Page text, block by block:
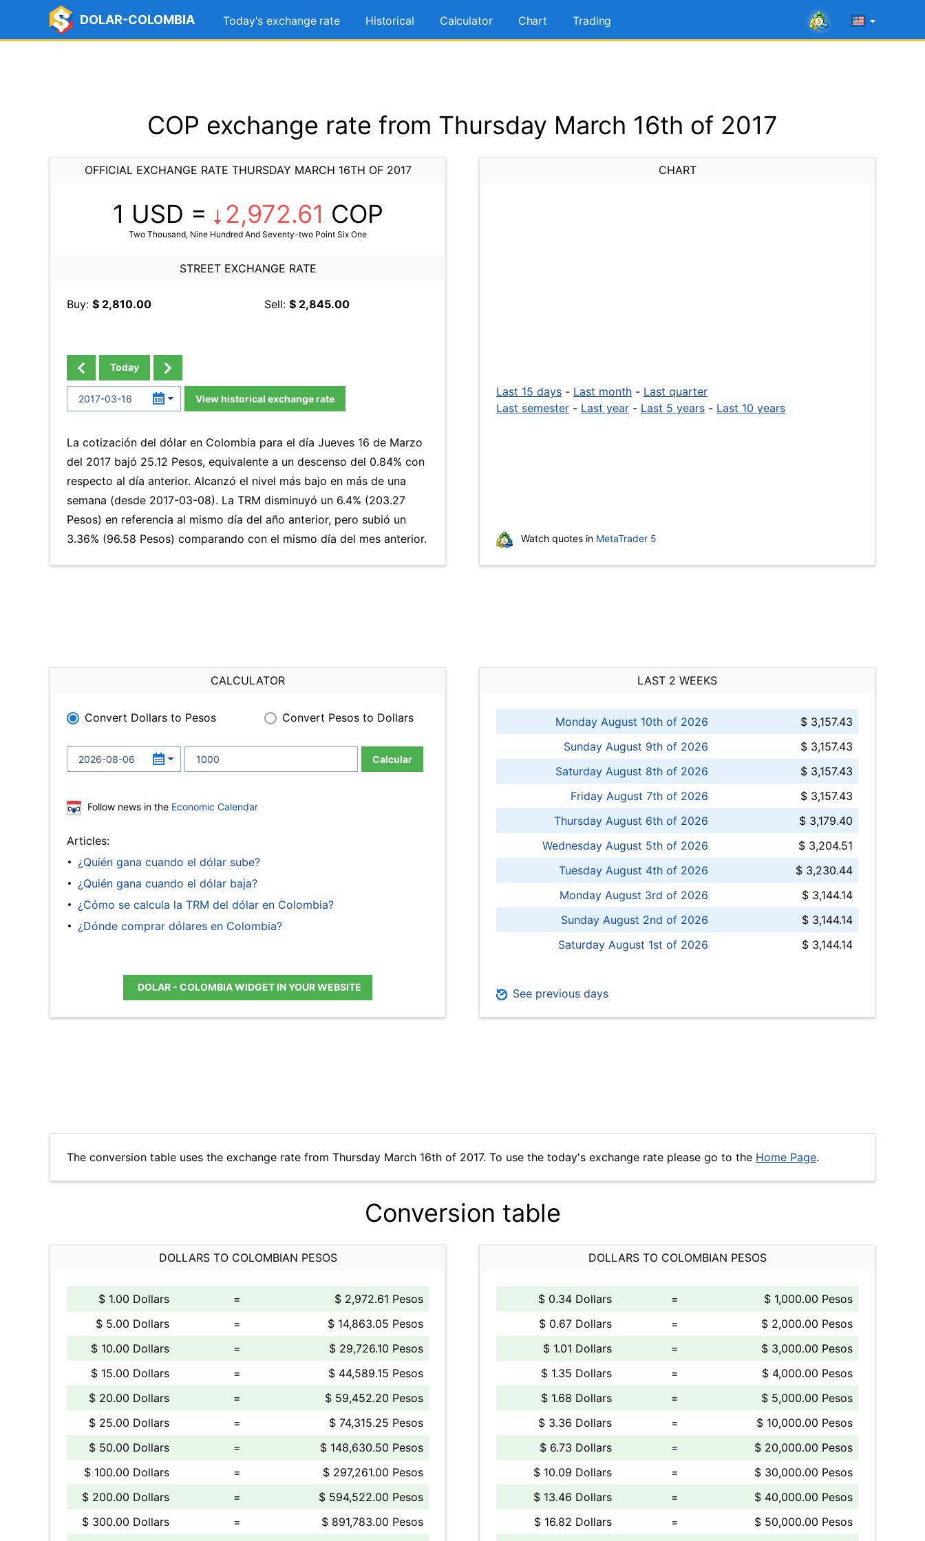
DOLAR-COLOMBIA Today's exchange rate Historical Calculator Chart Trading
COP exchange rate from Thursday March 16th of 2017
OFFICIAL EXCHANGE RATE THURSDAY MARCH 16TH OF 2017
1 USD = 2,972.61 COP
Two Thousand, Nine Hundred And Seventy-two Point Six One
STREET EXCHANGE RATE
Buy: $ 2,810.00 Sell: $ 2,845.00
Today
View historical exchange rate
La cotización del dólar en Colombia para el día Jueves 16 de Marzo
del 2017 bajó 25.12 Pesos, equivalente a un descenso del 0.84% con
respecto al día anterior. Alcanzó el nivel más bajo en más de una
semana (desde 2017-03-08). La TRM disminuyó un 6.4% (203.27
Pesos) en referencia al mismo día del año anterior, pero subió un
3.36% (96.58 Pesos) comparando con el mismo día del mes anterior.
CHART
Last 15 days - Last month - Last quarter
Last semester - Last year - Last 5 years - Last 10 years
Watch quotes in MetaTrader 5
CALCULATOR
Convert Dollars to Pesos Convert Pesos to Dollars
Calcular
Follow news in the Economic Calendar
Articles:
¿Quién gana cuando el dólar sube?
¿Quién gana cuando el dólar baja?
¿Cómo se calcula la TRM del dólar en Colombia?
¿Dónde comprar dólares en Colombia?
DOLAR - COLOMBIA WIDGET IN YOUR WEBSITE
LAST 2 WEEKS
Monday August 10th of 2026
$ 3,157.43
Sunday August 9th of 2026
$ 3,157.43
Saturday August 8th of 2026
$ 3,157.43
Friday August 7th of 2026
$ 3,157.43
Thursday August 6th of 2026
$ 3,179.40
Wednesday August 5th of 2026
$ 3,204.51
Tuesday August 4th of 2026
$ 3,230.44
Monday August 3rd of 2026
$ 3,144.14
Sunday August 2nd of 2026
$ 3,144.14
Saturday August 1st of 2026
$ 3,144.14
See previous days
The conversion table uses the exchange rate from Thursday March 16th of 2017. To use the today's exchange rate please go to the Home Page.
Conversion table
DOLLARS TO COLOMBIAN PESOS
$ 1.00 Dollars =
$ 2,972.61 Pesos
$ 5.00 Dollars
=
$ 14,863.05 Pesos
$ 10.00 Dollars
=
$ 29,726.10 Pesos
$ 15.00 Dollars
=
$ 44,589.15 Pesos
$ 20.00 Dollars
=
$ 59,452.20 Pesos
$ 25.00 Dollars
=
$ 74,315.25 Pesos
$ 50.00 Dollars
=
$ 148,630.50 Pesos
$ 100.00 Dollars
=
$ 297,261.00 Pesos
$ 200.00 Dollars
=
$ 594,522.00 Pesos
$ 300.00 Dollars
=
$ 891,783.00 Pesos
DOLLARS TO COLOMBIAN PESOS
$ 0.34 Dollars =
$ 1,000.00 Pesos
$ 0.67 Dollars
=
$ 2,000.00 Pesos
$ 1.01 Dollars
=
$ 3,000.00 Pesos
$ 1.35 Dollars
=
$ 4,000.00 Pesos
$ 1.68 Dollars
=
$ 5,000.00 Pesos
$ 3.36 Dollars
=
$ 10,000.00 Pesos
$ 6.73 Dollars
=
$ 20,000.00 Pesos
$ 10.09 Dollars
=
$ 30,000.00 Pesos
$ 13.46 Dollars
=
$ 40,000.00 Pesos
$ 16.82 Dollars
=
$ 50,000.00 Pesos